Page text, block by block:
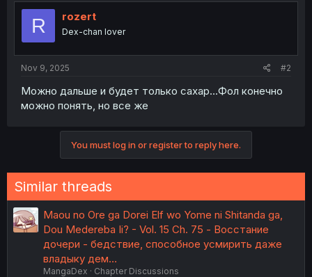
R rozert
Dex-chan lover
Nov 9, 2025 #2
Можно дальше и будет только сахар...Фол конечно
можно понять, но все же
You must log in or register to reply here.
Similar threads
Maou no Ore ga Dorei Elf wo Yome ni Shitanda ga,
Dou Medereba Ii? - Vol. 15 Ch. 75 - Восстание
дочери - бедствие, способное усмирить даже
владыку дем…
MangaDex
Chapter Discussions